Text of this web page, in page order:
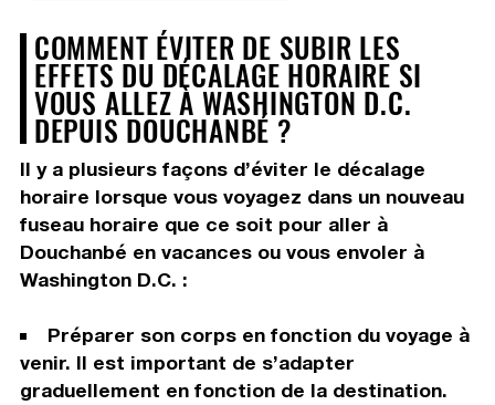
COMMENT ÉVITER DE SUBIR LES
EFFETS DU DÉCALAGE HORAIRE SI
VOUS ALLEZ À WASHINGTON D.C.
DEPUIS DOUCHANBÉ ?
Il y a plusieurs façons d’éviter le décalage
horaire lorsque vous voyagez dans un nouveau
fuseau horaire que ce soit pour aller à
Douchanbé en vacances ou vous envoler à
Washington D.C. :
Préparer son corps en fonction du voyage à
venir. Il est important de s’adapter
graduellement en fonction de la destination.